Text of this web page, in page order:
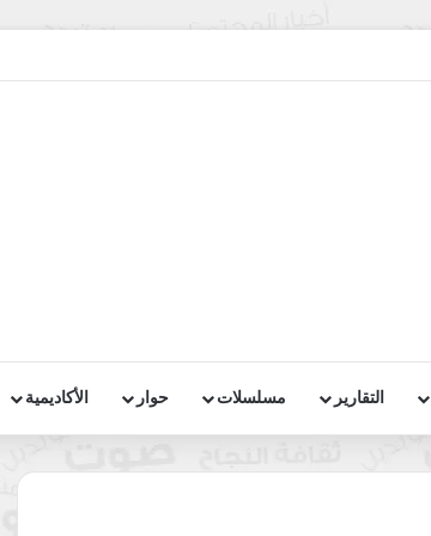
التقارير مسلسلات حوار الأكاديمية